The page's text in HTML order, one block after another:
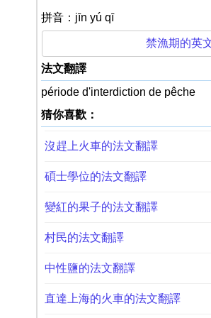
拼音：jīn yú qī
禁漁期的英
法文翻譯
période d'interdiction de pêche
猜你喜歡：
沒趕上火車的法文翻譯
碩士學位的法文翻譯
變紅的果子的法文翻譯
村民的法文翻譯
中性鹽的法文翻譯
直達上海的火車的法文翻譯